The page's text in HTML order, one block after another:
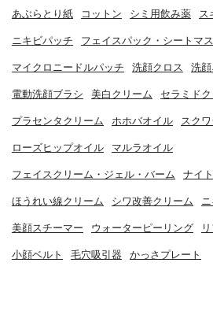
あぶらとり紙 コットン シミ用飲み薬 ス
ニキビパッチ フェイスパック・シートマ
マイクロニードルパッチ 洗顔クロス 洗顔
電動洗顔ブラシ 美白クリーム セラミド
プラセンタクリーム ホホバオイル スク
ローズヒップオイル マルラオイル
フェイスクリーム・ジェル・バーム ナイ
ほうれい線クリーム シワ改善クリーム
美顔スチーマー ウォーターピーリング
小顔ベルト 毛穴吸引器 かっさプレート